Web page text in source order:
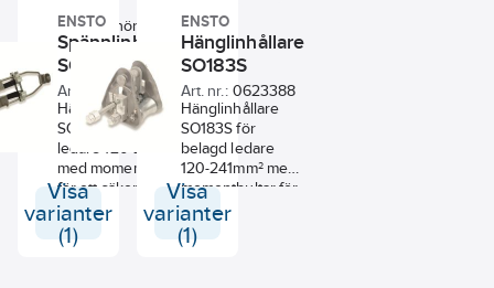
Typ av tillbehör/reservdel
ENSTO
Spännlinhållare
SO257S
Art. nr.:
0623389
Hänglinhållare
SO183S för belagd
ledare 120-241mm²
med momentbultar
för ett säkert
montage.
Visa
varianter
(1)
ENSTO
Hänglinhållare
SO183S
Art. nr.: 0623388
Hänglinhållare
SO183S för
belagd ledare
120-241mm² med
momentbultar för
ett säkert
montage.
Visa
varianter
(1)